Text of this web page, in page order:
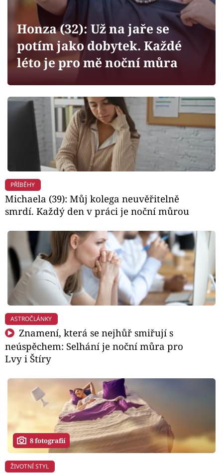
Sledujte prima+
Filmový festival Karlovy Vary
Mámy sobě
Přihlášení
Sledujte nás
Honza (32): Už na jaře se
potím jako dobytek. Každé
léto je pro mě noční můra
PŘÍBĚHY
Michaela (39): Můj kolega neuvěřitelně
smrdí. Každý den v práci je noční můrou
ASTROČLÁNKY
Znamení, která se nejhůř smiřují s
neúspěchem: Selhání je noční můra pro
Lvy i Štíry
8 fotografií
ŽIVOTNÍ STYL